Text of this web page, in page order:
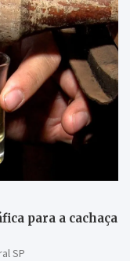
para a cachaça
SP